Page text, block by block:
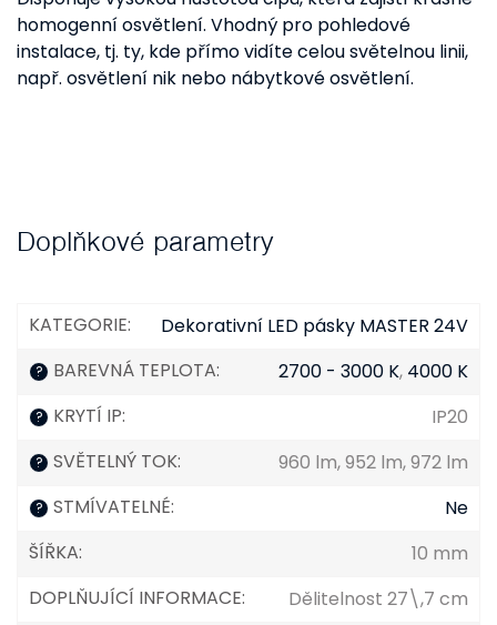
homogenní osvětlení. Vhodný pro pohledové
instalace, tj. ty, kde přímo vidíte celou světelnou linii,
např. osvětlení nik nebo nábytkové osvětlení.
Doplňkové parametry
KATEGORIE: Dekorativní LED pásky MASTER 24V
? BAREVNÁ TEPLOTA: 2700 - 3000 K, 4000 K
? KRYTÍ IP: IP20
? SVĚTELNÝ TOK: 960 lm, 952 lm, 972 lm
? STMÍVATELNÉ:
Ne
ŠÍŘKA:
10 mm
DOPLŇUJÍCÍ INFORMACE: Dělitelnost 27\,7 cm